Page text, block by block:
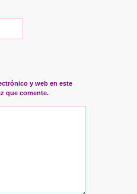
y web en este
que comente.